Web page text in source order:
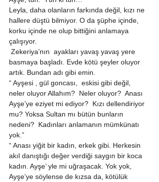
Leyla, daha olanların farkında değil, kızı ne
hallere düştü bilmiyor. O da şüphe içinde,
korku içinde ne olup bittiğini anlamaya
çalışıyor.
basmaya başladı. Evde kötü şeyler oluyor
artık. Bundan adı gibi emin.
“ Ayşesi , gül goncası,  eskisi gibi değil,
neler oluyor Allahım?  Neler oluyor?  Anası
Ayşe’ye eziyet mi ediyor?  Kızı dellendiriyor
mu? Yoksa Sultan mı bütün bunların
nedeni?  Kadınları anlamanın mümkünatı
yok.”
“ Anası yiğit bir kadın, erkek gibi. Herkesin
akıl danıştığı değer verdiği saygın bir koca
kadın. Ayşe’ yle mi uğraşacak. Yok yok,
Ayşe’ye söylense de kızsa da, kötülük